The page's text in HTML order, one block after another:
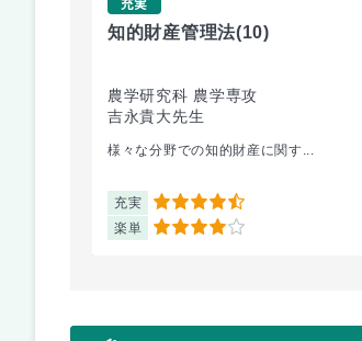
知的財産管理法(10)
農学研究科 農学専攻
吉永貴大先生
様々な分野での知的財産に関す...
充実 4.5
楽単 4